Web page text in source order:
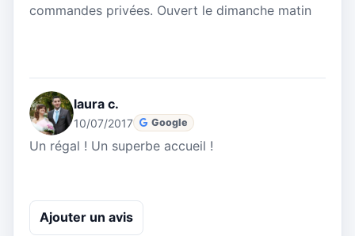
commandes privées. Ouvert le dimanche matin
laura c.
10/07/2017 Google
Un régal ! Un superbe accueil !
Ajouter un avis